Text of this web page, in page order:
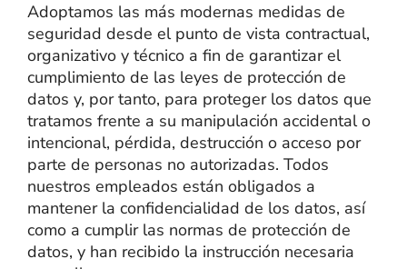
Adoptamos las más modernas medidas de
seguridad desde el punto de vista contractual,
organizativo y técnico a fin de garantizar el
cumplimiento de las leyes de protección de
datos y, por tanto, para proteger los datos que
tratamos frente a su manipulación accidental o
intencional, pérdida, destrucción o acceso por
parte de personas no autorizadas. Todos
nuestros empleados están obligados a
mantener la confidencialidad de los datos, así
como a cumplir las normas de protección de
datos, y han recibido la instrucción necesaria